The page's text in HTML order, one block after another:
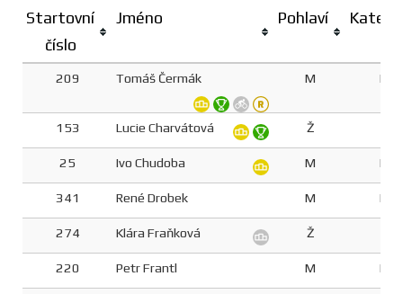
Startovní
číslo
Jméno Pohlaví
209 Tomáš Čermák M
153 Lucie Charvátová Ž
25 Ivo Chudoba M
341 René Drobek M
274 Klára Fraňková Ž
220 Petr Frantl M